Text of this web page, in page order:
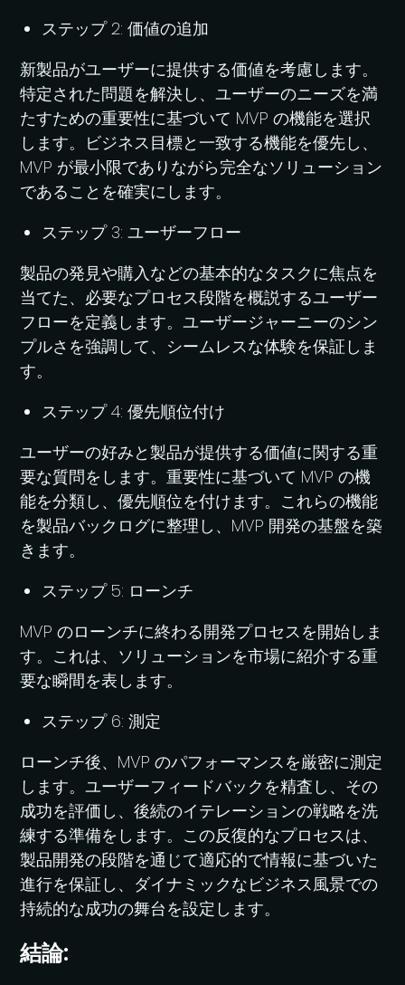
ステップ 2: 価値の追加
新製品がユーザーに提供する価値を考慮します。
特定された問題を解決し、ユーザーのニーズを満
たすための重要性に基づいて MVP の機能を選択
します。ビジネス目標と一致する機能を優先し、
MVP が最小限でありながら完全なソリューション
であることを確実にします。
ステップ 3: ユーザーフロー
製品の発見や購入などの基本的なタスクに焦点を
当てた、必要なプロセス段階を概説するユーザー
フローを定義します。ユーザージャーニーのシン
プルさを強調して、シームレスな体験を保証しま
す。
ステップ 4: 優先順位付け
ユーザーの好みと製品が提供する価値に関する重
要な質問をします。重要性に基づいて MVP の機
能を分類し、優先順位を付けます。これらの機能
を製品バックログに整理し、MVP 開発の基盤を築
きます。
ステップ 5: ローンチ
MVP のローンチに終わる開発プロセスを開始しま
す。これは、ソリューションを市場に紹介する重
要な瞬間を表します。
ステップ 6: 測定
ローンチ後、MVP のパフォーマンスを厳密に測定
します。ユーザーフィードバックを精査し、その
成功を評価し、後続のイテレーションの戦略を洗
練する準備をします。この反復的なプロセスは、
製品開発の段階を通じて適応的で情報に基づいた
進行を保証し、ダイナミックなビジネス風景での
持続的な成功の舞台を設定します。
結論: